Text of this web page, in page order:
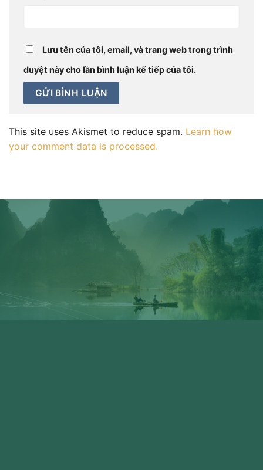
Lưu tên của tôi, email, và trang web trong trình
duyệt này cho lần bình luận kế tiếp của tôi.
This site uses Akismet to reduce spam. Learn how
your comment data is processed.